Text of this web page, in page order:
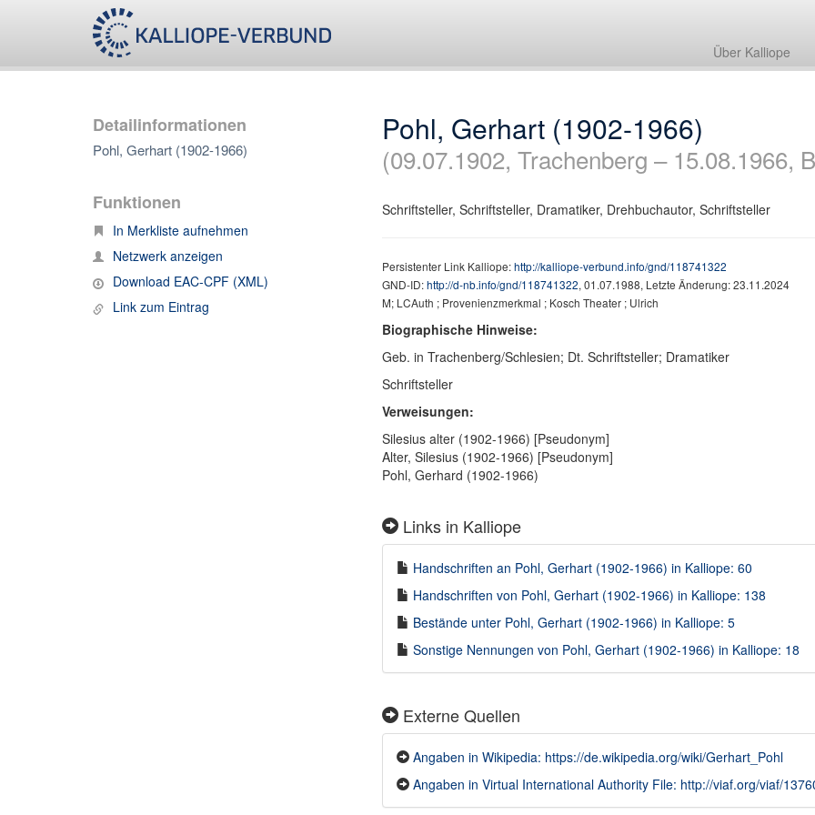
Über Kalliope
Detailinformationen
Pohl, Gerhart (1902-1966)
Funktionen
In Merkliste aufnehmen
Netzwerk anzeigen
Download EAC-CPF (XML)
Link zum Eintrag
Pohl, Gerhart (1902-1966)
(09.07.1902, Trachenberg – 15.08.1966,
Schriftsteller, Schriftsteller, Dramatiker, Drehbuchautor, Schriftsteller
Persistenter Link Kalliope:http://kalliope-verbund.info/gnd/118741322
GND-ID:http://d-nb.info/gnd/118741322, 01.07.1988, Letzte Änderung: 23.11.2024
M; LCAuth ; Provenienzmerkmal ; Kosch Theater ; Ulrich
Biographische Hinweise:
Geb. in Trachenberg/Schlesien; Dt. Schriftsteller; Dramatiker
Schriftsteller
Verweisungen:
Silesius alter (1902-1966) [Pseudonym]
Alter, Silesius (1902-1966) [Pseudonym]
Pohl, Gerhard (1902-1966)
Links in Kalliope
Handschriften an Pohl, Gerhart (1902-1966) in Kalliope: 60
Handschriften von Pohl, Gerhart (1902-1966) in Kalliope: 138
Bestände unter Pohl, Gerhart (1902-1966) in Kalliope: 5
Sonstige Nennungen von Pohl, Gerhart (1902-1966) in Kalliope: 18
Externe Quellen
Angaben in Wikipedia: https://de.wikipedia.org/wiki/Gerhart_Pohl
Angaben in Virtual International Authority File: http://viaf.org/viaf/